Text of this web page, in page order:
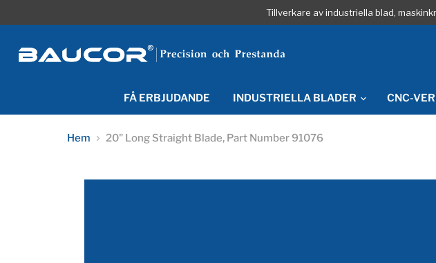
Tillverkare av industriella blad,
FÅ ERBJUDANDE INDUSTRIELLA BLADER CNC-
Hem 20" Long Straight Blade, Part Number 91076